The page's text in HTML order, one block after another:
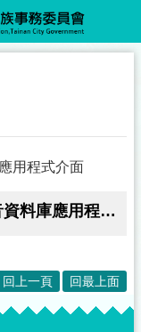
用程式介面
【轉知】客家委員會臺灣客語語音資料庫應用程式介面管理要點
回上一頁 回最上面